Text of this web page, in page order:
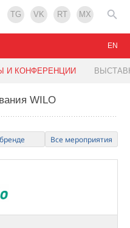
TG VK RT MX
И КОНФЕРЕНЦИИ
EN
WILO
Все мероприятия